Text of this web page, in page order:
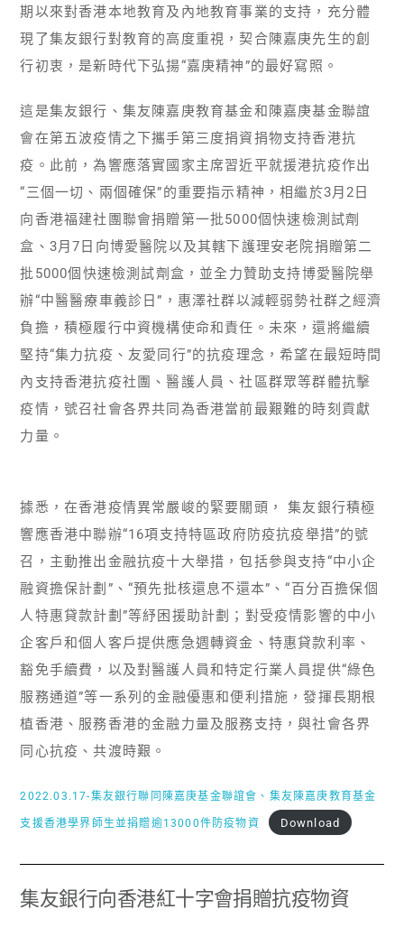
期以來對香港本地教育及內地教育事業的支持，充分體
現了集友銀行對教育的高度重視，契合陳嘉庚先生的創
行初衷，是新時代下弘揚“嘉庚精神”的最好寫照。
這是集友銀行、集友陳嘉庚教育基金和陳嘉庚基金聯誼
會在第五波疫情之下攜手第三度捐資捐物支持香港抗
疫。此前，為響應落實國家主席習近平就援港抗疫作出
“三個一切、兩個確保”的重要指示精神，相繼於3月2日
向香港福建社團聯會捐贈第一批5000個快速檢測試劑
盒、3月7日向博愛醫院以及其轄下護理安老院捐贈第二
批5000個快速檢測試劑盒，並全力贊助支持博愛醫院舉
辦“中醫醫療車義診日”，惠澤社群以減輕弱勢社群之經濟
負擔，積極履行中資機構使命和責任。未來，還將繼續
堅持“集力抗疫、友愛同行”的抗疫理念，希望在最短時間
內支持香港抗疫社團、醫護人員、社區群眾等群體抗擊
疫情，號召社會各界共同為香港當前最艱難的時刻貢獻
力量。
據悉，在香港疫情異常嚴峻的緊要關頭， 集友銀行積極
響應香港中聯辦“16項支持特區政府防疫抗疫舉措”的號
召，主動推出金融抗疫十大舉措，包括參與支持“中小企
融資擔保計劃”、“預先批核還息不還本”、“百分百擔保個
人特惠貸款計劃”等紓困援助計劃；對受疫情影響的中小
企客戶和個人客戶提供應急週轉資金、特惠貸款利率、
豁免手續費，以及對醫護人員和特定行業人員提供“綠色
服務通道”等一系列的金融優惠和便利措施，發揮長期根
植香港、服務香港的金融力量及服務支持，與社會各界
同心抗疫、共渡時艱。
2022.03.17-集友銀行聯同陳嘉庚基金聯誼會、集友陳嘉庚教育基金
支援香港學界師生並捐贈逾13000件防疫物資 Download
集友銀行向香港紅十字會捐贈抗疫物資